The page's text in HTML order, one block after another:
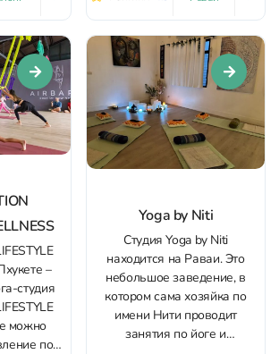
и
асан
практикой стоит помнить о...
–
студия
можно
по
Yoga by Niti
Студия Yoga by Niti
находится на Раваи. Это
небольшое заведение, в
котором сама хозяйка по
имени Нити проводит
занятия по йоге и